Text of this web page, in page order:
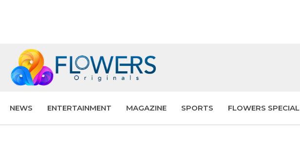
NEWS ENTERTAINMENT MAGAZINE SPORTS FLOWERS SPECIAL